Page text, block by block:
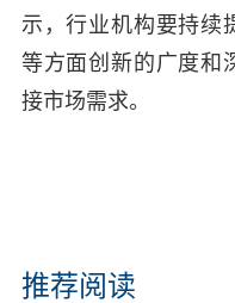
示，行业机构要持续
等方面创新的广度和
接市场需求。
推荐阅读